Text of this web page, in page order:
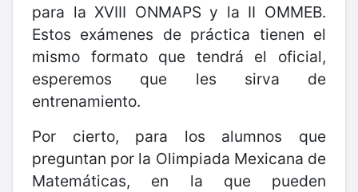
para la XVIII ONMAPS y la II OMMEB.
Estos exámenes de práctica tienen el
mismo formato que tendrá el oficial,
esperemos que les sirva de
entrenamiento.
Por cierto, para los alumnos que
preguntan por la Olimpiada Mexicana de
Matemáticas, en la que pueden